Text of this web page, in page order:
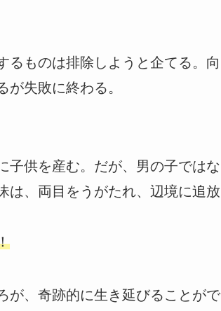
るものは排除しようと企てる。向
失敗に終わる。
子供を産む。だが、男の子ではな
は、両目をうがたれ、辺境に追放
が、奇跡的に生き延びることがで